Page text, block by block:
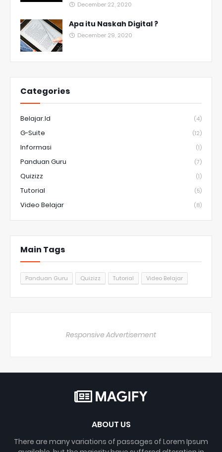
December 22, 2020
Apa itu Naskah Digital ?
December 29, 2020
Categories
Belajar.id (4)
G-Suite (12)
Informasi (1)
Panduan Guru (7)
Quizizz (1)
Tutorial (5)
Video Belajar (8)
Main Tags
Panduan Guru Quizizz Tutorial Video Belajar
Responsive Advertisement
ABOUT US
There are many variations of passages of Lorem Ipsum